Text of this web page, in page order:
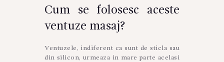
Cum se folosesc aceste
ventuze masaj?
Ventuzele, indiferent ca sunt de sticla sau
din silicon, urmeaza in mare parte acelasi